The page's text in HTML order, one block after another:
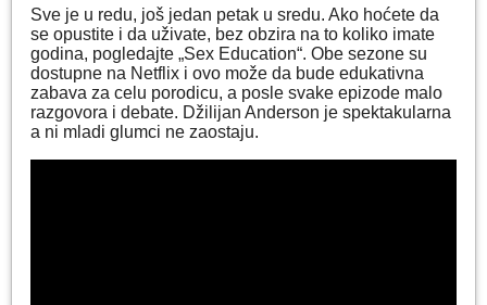
Sve je u redu, još jedan petak u sredu. Ako hoćete da
se opustite i da uživate, bez obzira na to koliko imate
godina, pogledajte „Sex Education“. Obe sezone su
dostupne na Netflix i ovo može da bude edukativna
zabava za celu porodicu, a posle svake epizode malo
razgovora i debate. Džilijan Anderson je spektakularna
a ni mladi glumci ne zaostaju.